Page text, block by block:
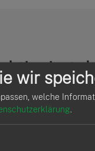
Ein
Abschluss der
wir
welche
.